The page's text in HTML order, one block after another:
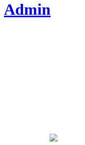
Admin